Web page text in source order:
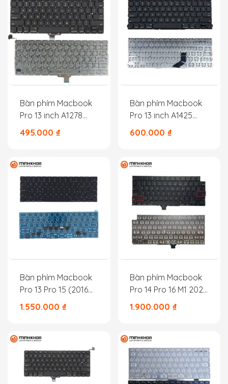
Bàn phím Macbook
Pro 13 inch A1278
MB466 MB467 MB990
– A1278
495.000 ₫
Bàn phím Macbook
Pro 13 inch A1425
MD212 MD213 –
600.000 ₫
Bàn phím Macbook
Pro 13 Pro 15 (2016
2017) TouchBar
1.550.000 ₫
Bàn phím Macbook
Pro 14 Pro 16 M1 2021
A2442 A2485
1.900.000 ₫